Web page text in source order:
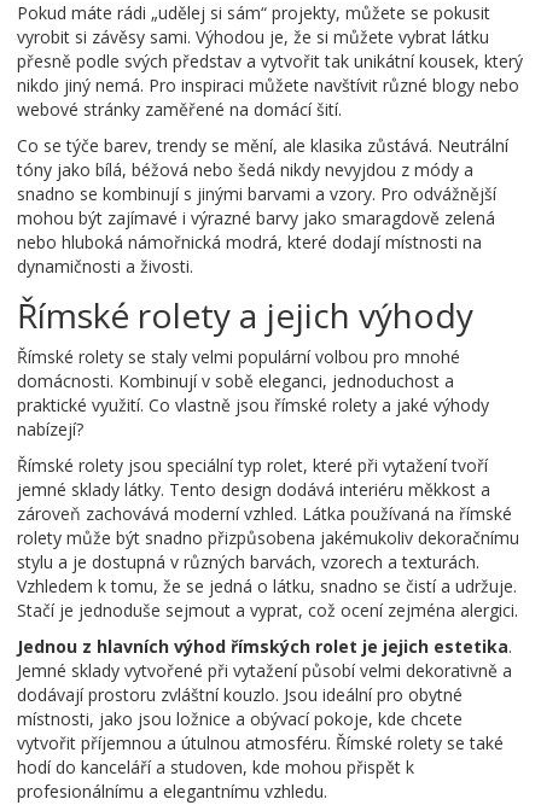
Pokud máte rádi „udělej si sám“ projekty, můžete se pokusit
vyrobit si závěsy sami. Výhodou je, že si můžete vybrat látku
přesně podle svých představ a vytvořit tak unikátní kousek, který
nikdo jiný nemá. Pro inspiraci můžete navštívit různé blogy nebo
webové stránky zaměřené na domácí šití.
Co se týče barev, trendy se mění, ale klasika zůstává. Neutrální
tóny jako bílá, béžová nebo šedá nikdy nevyjdou z módy a
snadno se kombinují s jinými barvami a vzory. Pro odvážnější
mohou být zajímavé i výrazné barvy jako smaragdově zelená
nebo hluboká námořnická modrá, které dodají místnosti na
dynamičnosti a živosti.
Římské rolety a jejich výhody
Římské rolety se staly velmi populární volbou pro mnohé
domácnosti. Kombinují v sobě eleganci, jednoduchost a
praktické využití. Co vlastně jsou římské rolety a jaké výhody
nabízejí?
Římské rolety jsou speciální typ rolet, které při vytažení tvoří
jemné sklady látky. Tento design dodává interiéru měkkost a
zároveň zachovává moderní vzhled. Látka používaná na římské
rolety může být snadno přizpůsobena jakémukoliv dekoračnímu
stylu a je dostupná v různých barvách, vzorech a texturách.
Vzhledem k tomu, že se jedná o látku, snadno se čistí a udržuje.
Stačí je jednoduše sejmout a vyprat, což ocení zejména alergici.
Jednou z hlavních výhod římských rolet je jejich estetika.
Jemné sklady vytvořené při vytažení působí velmi dekorativně a
dodávají prostoru zvláštní kouzlo. Jsou ideální pro obytné
místnosti, jako jsou ložnice a obývací pokoje, kde chcete
vytvořit příjemnou a útulnou atmosféru. Římské rolety se také
hodí do kanceláří a studoven, kde mohou přispět k
profesionálnímu a elegantnímu vzhledu.